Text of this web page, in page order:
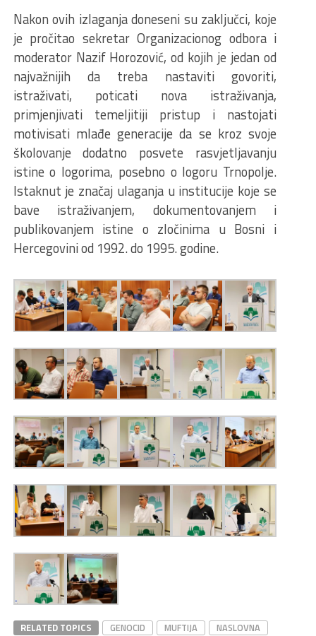
Nakon ovih izlaganja doneseni su zaključci, koje
je pročitao sekretar Organizacionog odbora i
moderator Nazif Horozović, od kojih je jedan od
najvažnijih da treba nastaviti govoriti,
istraživati, poticati nova istraživanja,
primjenjivati temeljitiji pristup i nastojati
motivisati mlađe generacije da se kroz svoje
školovanje dodatno posvete rasvjetljavanju
istine o logorima, posebno o logoru Trnopolje.
Istaknut je značaj ulaganja u institucije koje se
bave istraživanjem, dokumentovanjem i
publikovanjem istine o zločinima u Bosni i
Hercegovini od 1992. do 1995. godine.
RELATED TOPICS GENOCID MUFTIJA
NASLOVNA